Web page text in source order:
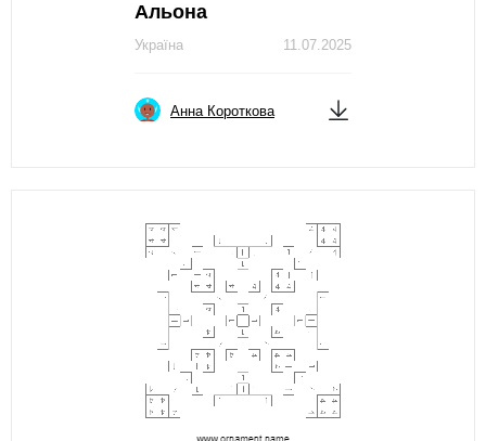
Альона
11.07.2025
Україна
Анна Короткова